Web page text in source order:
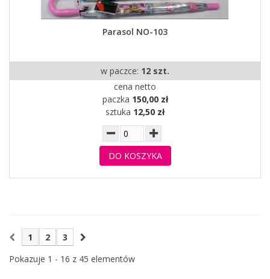
Parasol NO-103
w paczce: 12 szt.
cena netto
paczka 150,00 zł
sztuka 12,50 zł
DO KOSZYKA
1 2
3
Pokazuje 1 - 16 z 45 elementów